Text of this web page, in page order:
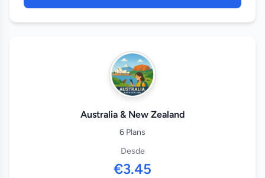
Australia & New Zealand
6 Plans
Desde
€3.45